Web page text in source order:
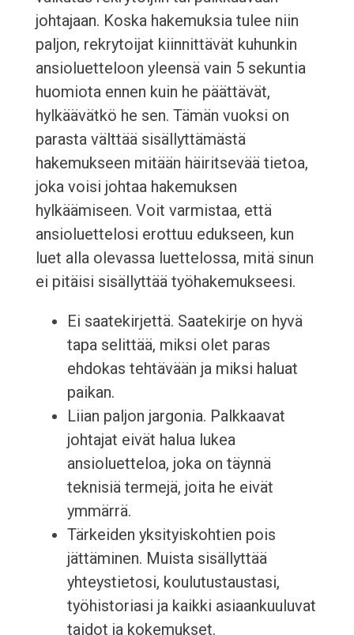
johtajaan. Koska hakemuksia tulee niin
paljon, rekrytoijat kiinnittävät kuhunkin
ansioluetteloon yleensä vain 5 sekuntia
huomiota ennen kuin he päättävät,
hylkäävätkö he sen. Tämän vuoksi on
parasta välttää sisällyttämästä
hakemukseen mitään häiritsevää tietoa,
joka voisi johtaa hakemuksen
hylkäämiseen. Voit varmistaa, että
ansioluettelosi erottuu edukseen, kun
luet alla olevassa luettelossa, mitä sinun
ei pitäisi sisällyttää työhakemukseesi.
Ei saatekirjettä. Saatekirje on hyvä
tapa selittää, miksi olet paras
ehdokas tehtävään ja miksi haluat
paikan.
Liian paljon jargonia. Palkkaavat
johtajat eivät halua lukea
ansioluetteloa, joka on täynnä
teknisiä termejä, joita he eivät
ymmärrä.
Tärkeiden yksityiskohtien pois
jättäminen. Muista sisällyttää
yhteystietosi, koulutustaustasi,
työhistoriasi ja kaikki asiaankuuluvat
taidot ja kokemukset.